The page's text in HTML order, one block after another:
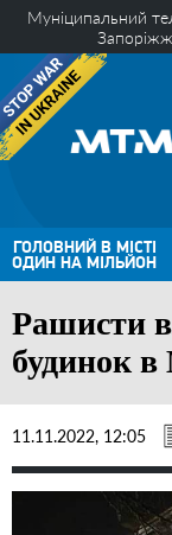
Муніципальний
ГОЛОВНИЙ В МІСТІ
ОДИН НА МІЛЬЙОН
Рашисти
будинок в
11.11.2022, 12:05